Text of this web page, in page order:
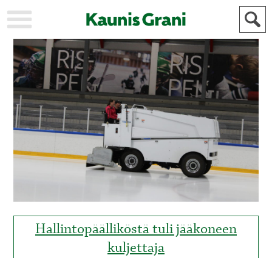
KAUPUNKI
STADEN
AJANKOHTAISTA
AKTUELLT
URHEILU
IDROTT
KULTTUURI
KULTUR
HISTORIA
HISTORIA
YLEINEN
ALLMÄN
FÖR
ANNONSÖRER
Hallintopäälliköstä tuli jääkoneen
kuljettaja